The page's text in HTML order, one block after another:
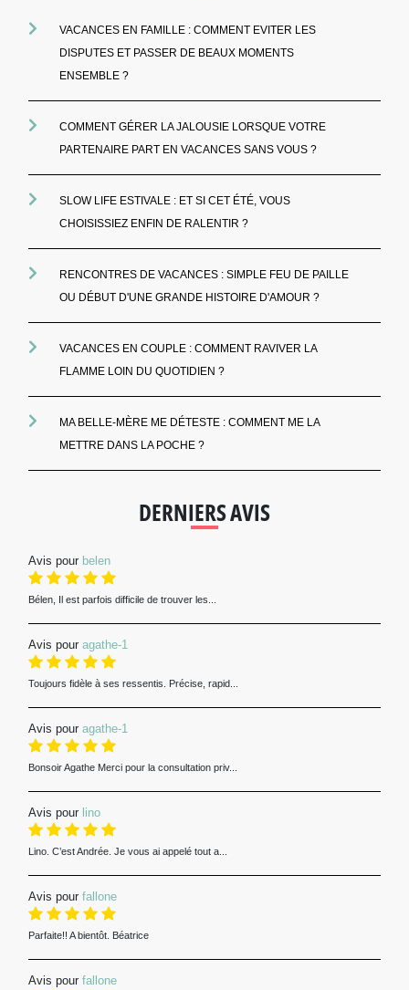
VACANCES EN FAMILLE : COMMENT EVITER LES
DISPUTES ET PASSER DE BEAUX MOMENTS
ENSEMBLE ?
COMMENT GÉRER LA JALOUSIE LORSQUE VOTRE
PARTENAIRE PART EN VACANCES SANS VOUS ?
SLOW LIFE ESTIVALE : ET SI CET ÉTÉ, VOUS
CHOISISSIEZ ENFIN DE RALENTIR ?
RENCONTRES DE VACANCES : SIMPLE FEU DE PAILLE
OU DÉBUT D'UNE GRANDE HISTOIRE D'AMOUR ?
VACANCES EN COUPLE : COMMENT RAVIVER LA
FLAMME LOIN DU QUOTIDIEN ?
MA BELLE-MÈRE ME DÉTESTE : COMMENT ME LA
METTRE DANS LA POCHE ?
DERNIERS AVIS
Avis pour belen
Bélen, Il est parfois difficile de trouver les...
Avis pour agathe-1
Toujours fidèle à ses ressentis. Précise, rapid...
Avis pour agathe-1
Bonsoir Agathe Merci pour la consultation priv...
Avis pour lino
Lino. C’est Andrée. Je vous ai appelé tout a...
Avis pour fallone
Parfaite!! A bientôt. Béatrice
Avis pour fallone